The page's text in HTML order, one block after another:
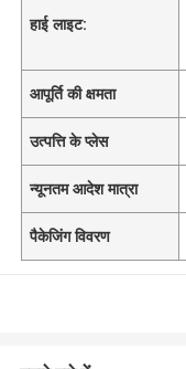
हाई लाइट:
आपूर्ति की क्षमता
उत्पत्ति के प्लेस
न्यूनतम आदेश मात्रा
पैकेजिंग विवरण